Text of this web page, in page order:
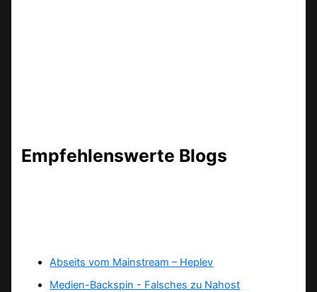
Empfehlenswerte Blogs
Abseits vom Mainstream – Heplev
Medien-Backspin - Falsches zu Nahost